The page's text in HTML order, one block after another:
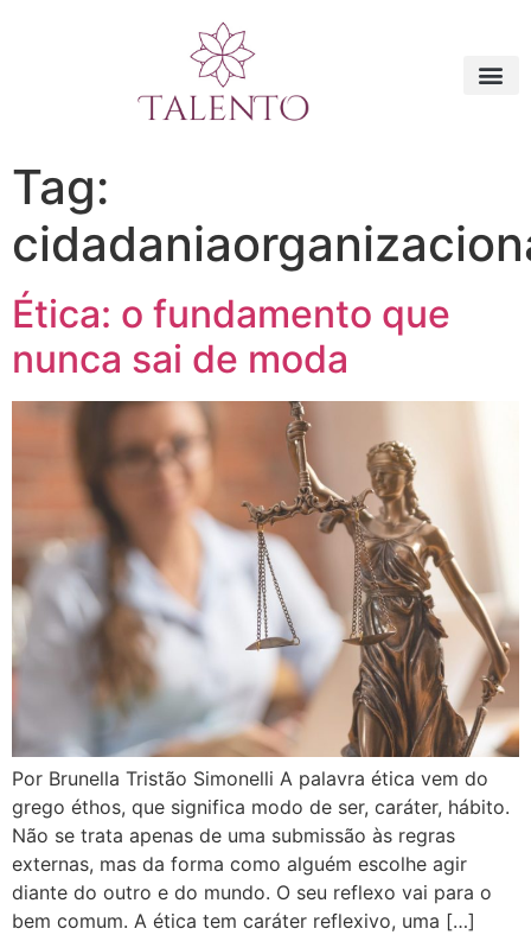
Tag:
Ética: o fundamento que
nunca sai de moda
Por Brunella Tristão Simonelli A palavra ética vem do
grego éthos, que significa modo de ser, caráter, hábito.
Não se trata apenas de uma submissão às regras
externas, mas da forma como alguém escolhe agir
diante do outro e do mundo. O seu reflexo vai para o
bem comum. A ética tem caráter reflexivo, uma […]